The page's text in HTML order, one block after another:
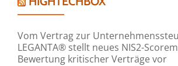
Vom Vertrag zur
LEGANTA® stellt neues NIS2-
Bewertung kritischer Verträge vor